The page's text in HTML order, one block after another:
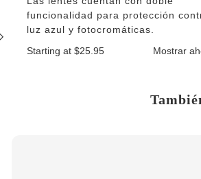
funcionalidad para protección
luz azul y fotocromáticas.
Starting at $25.95
Mostrar